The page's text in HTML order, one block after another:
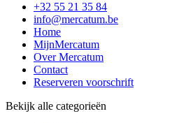
+32 55 21 35 84
info@mercatum.be
Home
MijnMercatum
Over Mercatum
Contact
Reserveren voorschrift
Bekijk alle categorieën